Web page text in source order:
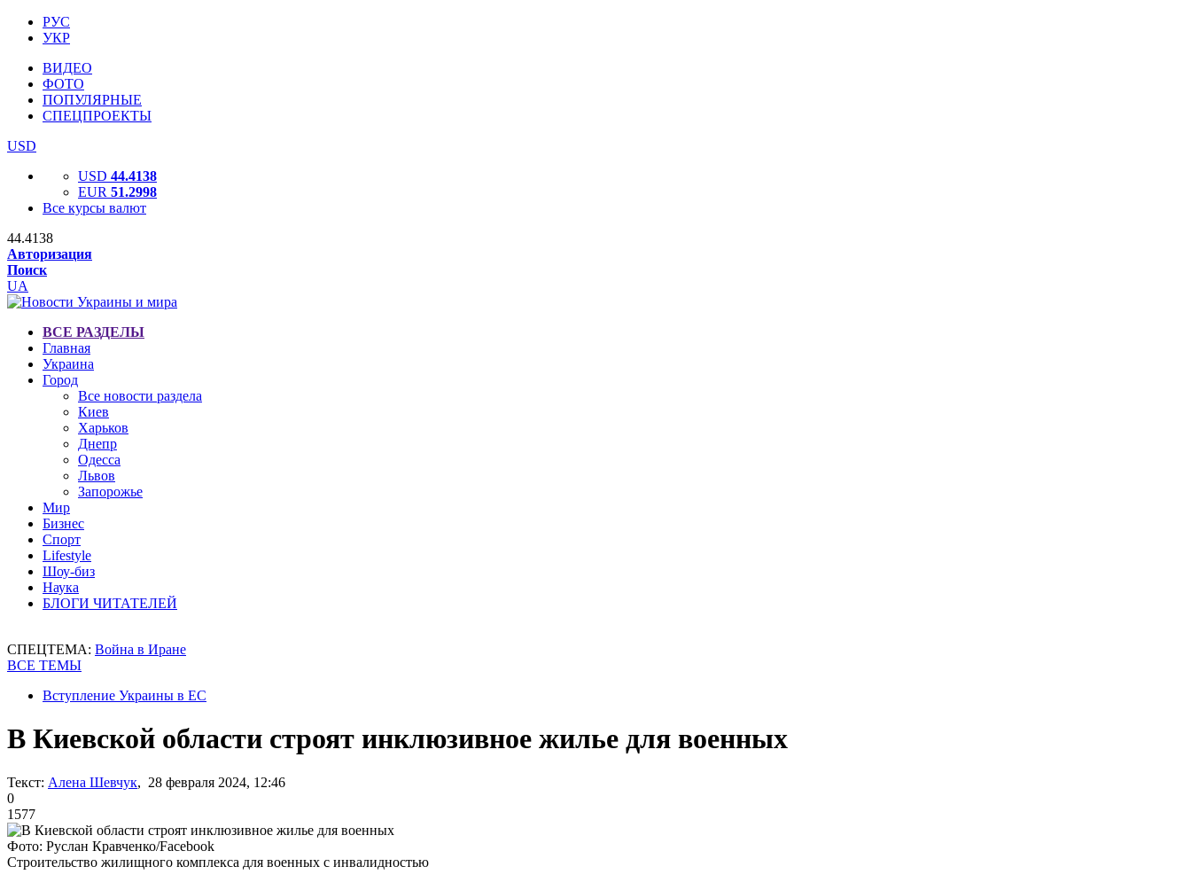
РУС
УКР
ВИДЕО
ФОТО
ПОПУЛЯРНЫЕ
СПЕЦПРОЕКТЫ
USD
USD 44.4138
EUR 51.2998
Все курсы валют
44.4138
Авторизация
Поиск
UA
ВСЕ РАЗДЕЛЫ
Главная
Украина
Город
Все новости раздела
Киев
Харьков
Днепр
Одесса
Львов
Запорожье
Мир
Бизнес
Спорт
Lifestyle
Шоу-биз
Наука
БЛОГИ ЧИТАТЕЛЕЙ
СПЕЦТЕМА: Война в Иране
ВСЕ ТЕМЫ
Вступление Украины в ЕС
В Киевской области строят инклюзивное жилье для военных
Текст: Алена Шевчук, 28 февраля 2024, 12:46
0
1577
Фото: Руслан Кравченко/Facebook
Строительство жилищного комплекса для военных с инвалидностью